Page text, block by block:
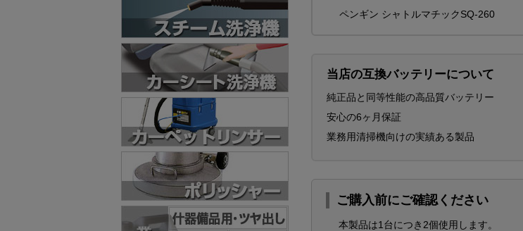
ペンギン シャトルマチックSQ-260
当店の互換バッテリーについて
純正品と同等性能の高品質バッテリー
安心の6ヶ月保証
業務用清掃機向けの実績ある製品
ご購入前にご確認ください
本製品は1台につき2個使用します。